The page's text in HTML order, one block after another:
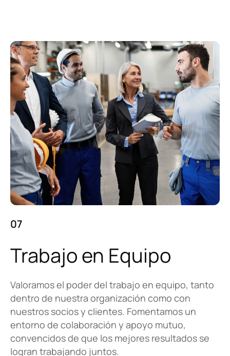
07
Trabajo en Equipo
Valoramos el poder del trabajo en equipo, tanto
dentro de nuestra organización como con
nuestros socios y clientes. Fomentamos un
entorno de colaboración y apoyo mutuo,
convencidos de que los mejores resultados se
logran trabajando juntos.